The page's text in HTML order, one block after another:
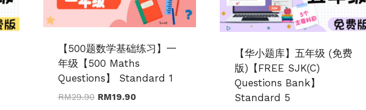
【500题数学基础练习】一
年级【500 Maths
Questions】 Standard 1
RM29.90 Original
RM19.90Current
【华小题库】五年级 (免费
版)【FREE SJK(C)
Questions Bank】
Standard 5